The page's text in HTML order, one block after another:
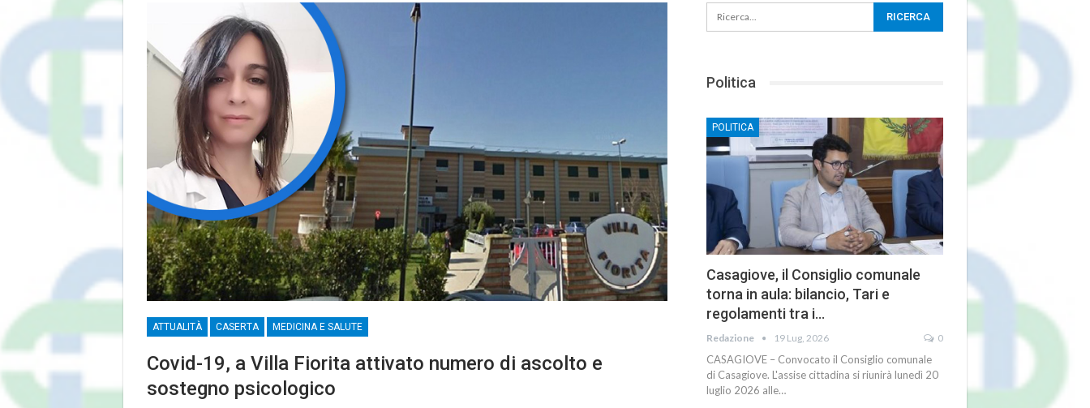
ATTUALITÀ CASERTA MEDICINA E SALUTE
Covid-19, a Villa Fiorita attivato numero di ascolto e
sostegno psicologico
Politica
POLITICA
Casagiove, il Consiglio comunale
torna in aula: bilancio, Tari e
regolamenti tra i…
Redazione 19 Lug, 2026 0
CASAGIOVE – Convocato il Consiglio comunale
di Casagiove. L'assise cittadina si riunirà lunedì 20
luglio 2026 alle…